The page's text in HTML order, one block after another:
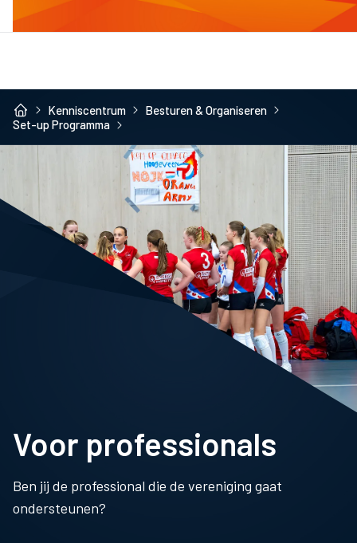
Kenniscentrum
Besturen & Organiseren
Set-up Programma
Voor professionals
Ben jij de professional die de vereniging gaat
ondersteunen?